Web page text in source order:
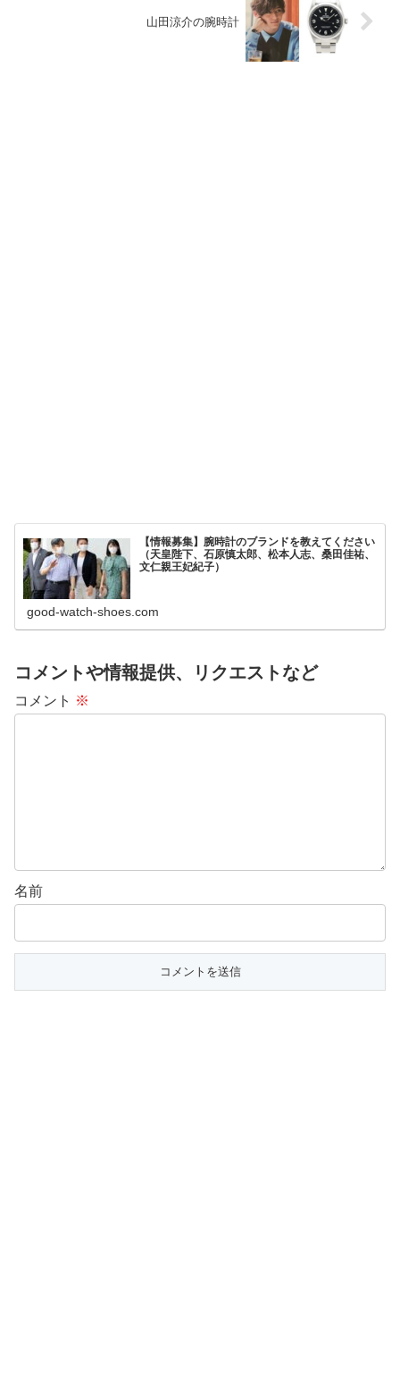
山田涼介の腕時計
【情報募集】腕時計のブランドを教えてください
（天皇陛下、石原慎太郎、松本人志、桑田佳祐、
文仁親王妃紀子）
good-watch-shoes.com
コメントや情報提供、リクエストなど
コメント ※
名前